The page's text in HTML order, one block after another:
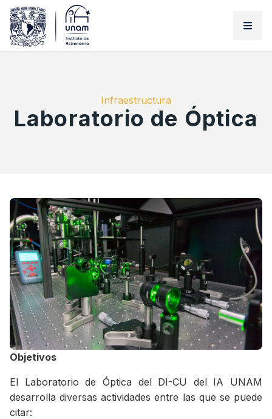
Infraestructura
Laboratorio de Óptica
Objetivos
El Laboratorio de Óptica del DI-CU del IA UNAM
desarrolla diversas actividades entre las que se puede
citar: